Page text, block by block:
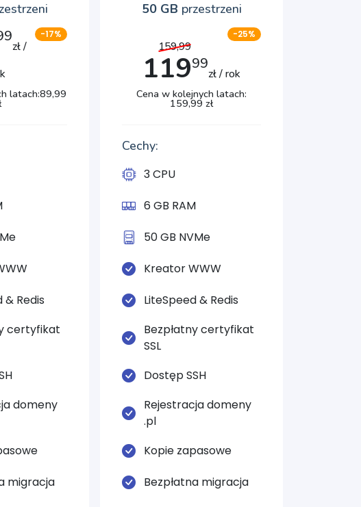
-17%
zł /
latach:89,99
& Redis
certyfikat
domeny
migracja
50 GB przestrzeni
-25%
159,99
11999
zł / rok
Cena w kolejnych latach:
159,99 zł
Cechy:
3 CPU
6 GB RAM
50 GB NVMe
Kreator WWW
LiteSpeed & Redis
Bezpłatny certyfikat
SSL
Dostęp SSH
Rejestracja domeny
.pl
Kopie zapasowe
Bezpłatna migracja